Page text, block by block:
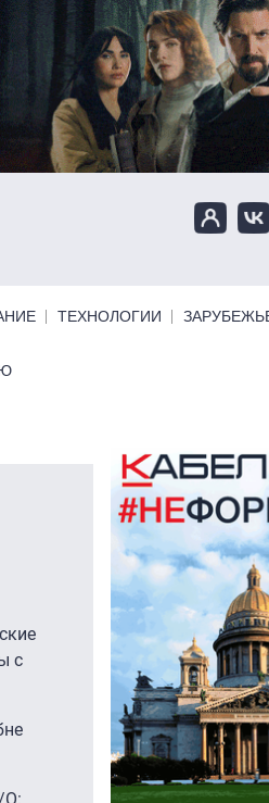
ТЕХНОЛОГИИ
с
О: